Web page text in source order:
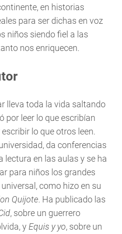
en historias
para ser dichas en voz
niños siendo fiel a las
nos enriquecen.
lleva toda la vida saltando
por leer lo que escribían
lo que otros leen.
da conferencias
lectura en las aulas y se ha
para niños los grandes
como hizo en su
Quijote. Ha publicado las
, sobre un guerrero
y Equis y yo, sobre un